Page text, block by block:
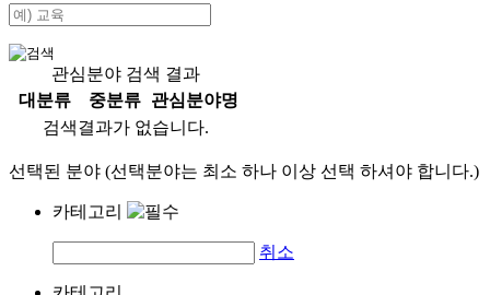
관심분야 검색 결과
대분류
중분류
관심분야명
검색결과가 없습니다.
선택된 분야 (선택분야는 최소 하나 이상 선택 하셔야 합니다.)
카테고리
취소